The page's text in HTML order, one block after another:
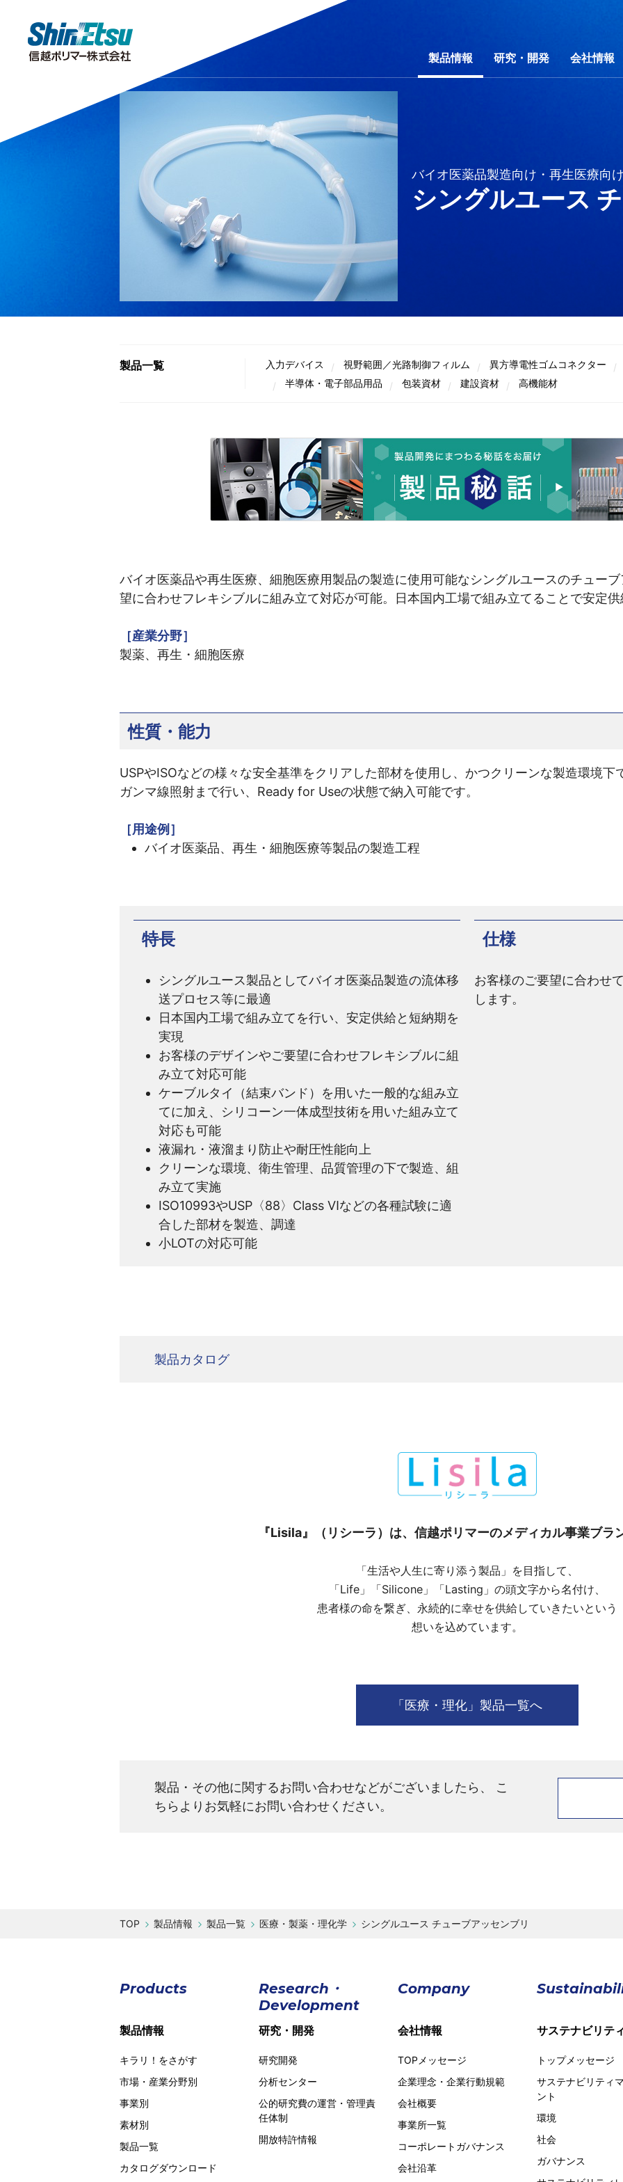
バイオ医薬品製造向け・再生医療向
シングルユース
製品一覧 入力デバイス 視野範囲／光路制御フィルム 異方導電性ゴムコネクター
半導体・電子部品用品
包装資材 建設資材 高機能材
バイオ医薬品や再生医療、細胞医療用製品の製造に使用可能なシングルユースのチュー
望に合わせフレキシブルに組み立て対応が可能。日本国内工場で組み立てることで安定供
［産業分野］
製薬、再生・細胞医療
性質・能力
USPやISOなどの様々な安全基準をクリアした部材を使用し、かつクリーンな製造環境下
ガンマ線照射まで行い、Ready for Useの状態で納入可能です。
［用途例］
バイオ医薬品、再生・細胞医療等製品の製造工程
特長
シングルユース製品としてバイオ医薬品製造の流体移
送プロセス等に最適
日本国内工場で組み立てを行い、安定供給と短納期を
実現
お客様のデザインやご要望に合わせフレキシブルに組
み立て対応可能
ケーブルタイ（結束バンド）を用いた一般的な組み立
てに加え、シリコーン一体成型技術を用いた組み立て
対応も可能
液漏れ・液溜まり防止や耐圧性能向上
クリーンな環境、衛生管理、品質管理の下で製造、組
み立て実施
ISO10993やUSP〈88〉Class Ⅵなどの各種試験に適
合した部材を製造、調達
小LOTの対応可能
仕様
お客様のご要望に合わせ
します。
製品カタログ
『Lisila』（リシーラ）は、信越ポリマーのメディカル事業ブラ
「生活や人生に寄り添う製品」を目指して、
「Life」「Silicone」「Lasting」の頭文字から名付け、
患者様の命を繋ぎ、永続的に幸せを供給していきたいという
想いを込めています。
「医療・理化」製品一覧へ
製品・その他に関するお問い合わせなどがございましたら、 こ
ちらよりお気軽にお問い合わせください。
製品情報 製品一覧 医療・製薬・理化学 シングルユース チューブアッセンブリ
キラリ！をさがす 市場・産業分野別
安全データシート（SDS）
製品秘話 「ものづくり」への想い 信越ポリマー動画ギ
製品情報
研究開発 分析センター 公的研究費の運営・管理責任体制
研究・開発
TOPメッセージ 企業理念・企業行動規範
会社情報
トップメッセージ サステナビリティマネジメント
IRニュース 株主投資家の皆様へ
IRポリシー
IRよくあるご質問 IRお問い合わせ 電子公告 免責事項
Products
製品情報
キラリ！をさがす
市場・産業分野別
事業別
素材別
製品一覧
カタログダウンロード
Research・
Development
研究・開発
研究開発
分析センター
公的研究費の運営・管理責
任体制
開放特許情報
Company
会社情報
TOPメッセージ
企業理念・企業行動規範
会社概要
事業所一覧
コーポレートガバナンス
会社沿革
サステナビリテ
トップメッセージ
サステナビリティ
ント
環境
社会
ガバナンス